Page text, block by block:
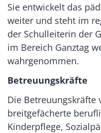
Sie entwickelt das
weiter und steht im
der Schulleiterin der
im Bereich Ganztag
wahrgenommen.
Betreuungskräfte
Die Betreuungskräfte
breitgefächerte
Kinderpflege,